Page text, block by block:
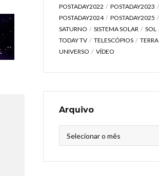
POSTADAY2022
POSTADAY2023
POSTADAY2024
POSTADAY2025
SATURNO
SISTEMA SOLAR SOL
TODAY TV
TELESCÓPIOS
TERRA
UNIVERSO
VÍDEO
Arquivo